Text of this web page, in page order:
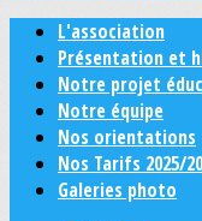
L'association
Présentation et
Notre projet
Notre équipe
Nos orientations
Nos Tarifs 2025/
Galeries photo